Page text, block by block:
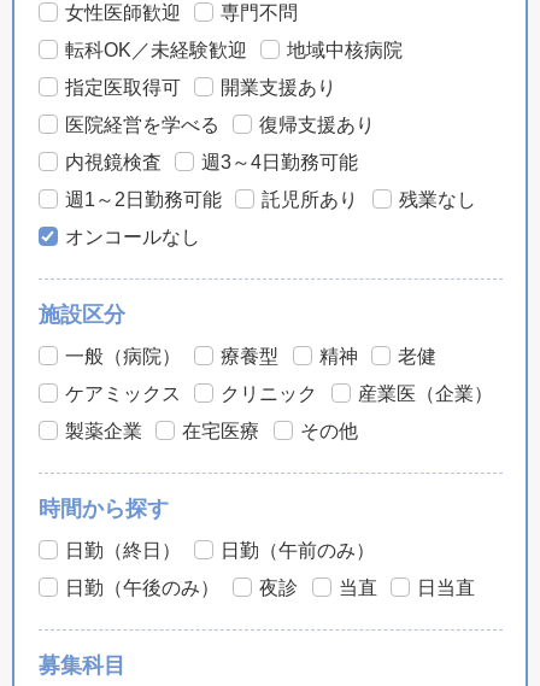
女性医師歓迎
専門不問
転科OK／未経験歓迎
地域中核病院
指定医取得可
開業支援あり
医院経営を学べる
復帰支援あり
内視鏡検査
週3～4日勤務可能
週1～2日勤務可能
託児所あり
残業なし
オンコールなし
施設区分
一般（病院） 療養型 精神
老健
ケアミックス
クリニック
産業医（企業）
製薬企業
在宅医療 その他
時間から探す
日勤（終日）
日勤（午前のみ）
日勤（午後のみ）
夜診 当直 日当直
募集科目